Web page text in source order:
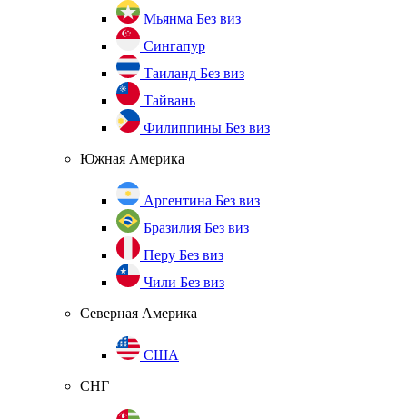
Мьянма Без виз
Сингапур
Таиланд Без виз
Тайвань
Филиппины Без виз
Южная Америка
Аргентина Без виз
Бразилия Без виз
Перу Без виз
Чили Без виз
Северная Америка
США
СНГ